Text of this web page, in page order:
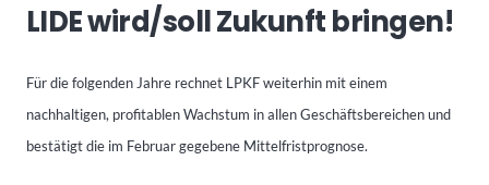
LIDE wird/soll Zukunft bringen!
Für die folgenden Jahre rechnet LPKF weiterhin mit einem
nachhaltigen, profitablen Wachstum in allen Geschäftsbereichen und
bestätigt die im Februar gegebene Mittelfristprognose.